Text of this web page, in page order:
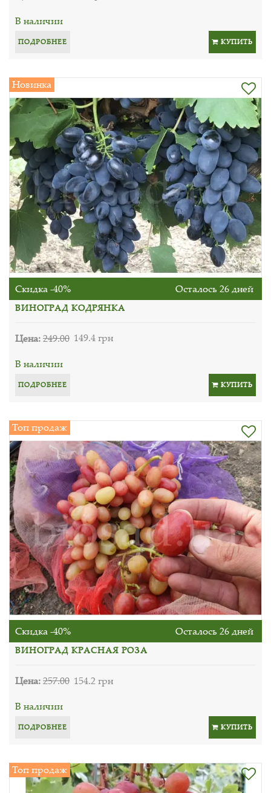
В наличии
ПОДРОБНЕЕ КУПИТЬ
Новинка
Скидка -40% Осталось 26 дней
ВИНОГРАД КОДРЯНКА
Цена:249.00 149.4 грн
В наличии
ПОДРОБНЕЕ КУПИТЬ
Топ продаж
Скидка -40% Осталось 26 дней
ВИНОГРАД КРАСНАЯ РОЗА
Цена:257.00 154.2 грн
В наличии
ПОДРОБНЕЕ КУПИТЬ
Топ продаж